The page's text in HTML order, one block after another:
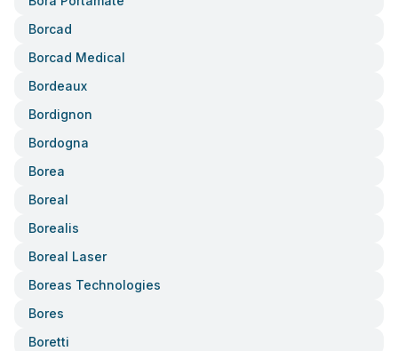
Borcad
Borcad Medical
Bordeaux
Bordignon
Bordogna
Borea
Boreal
Borealis
Boreal Laser
Boreas Technologies
Bores
Boretti